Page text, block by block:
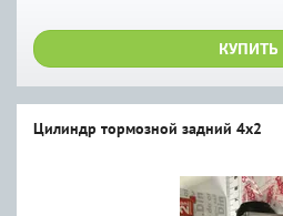
КУПИТЬ
Цилиндр тормозной задний 4x2